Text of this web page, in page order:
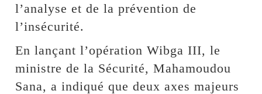
l’analyse et de la prévention de
l’insécurité.
En lançant l’opération Wibga III, le
ministre de la Sécurité, Mahamoudou
Sana, a indiqué que deux axes majeurs